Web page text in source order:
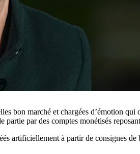
bon marché et chargées d’émotion
par des comptes monétisés
artificiellement à partir de consignes